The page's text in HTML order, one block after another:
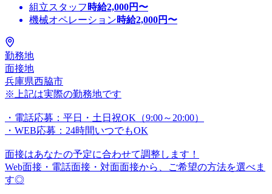
組立スタッフ 時給2,000円〜
機械オペレーション時給2,000円〜
勤務地
面接地
兵庫県西脇市
※上記は実際の勤務地です
・電話応募：平日・土日祝OK（9:00～20:00）
・WEB応募：24時間いつでもOK
面接はあなたの予定に合わせて調整します！
Web面接・電話面接・対面面接から、ご希望の方法を選べま
す◎